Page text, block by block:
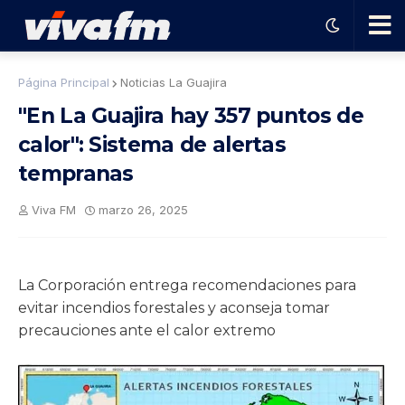
Ha
el
gra
Página Principal Noticias La Guajira
"En La Guajira hay 357 puntos de
calor": Sistema de alertas
tempranas
Viva FM marzo 26, 2025
La Corporación entrega recomendaciones para
evitar incendios forestales y aconseja tomar
precauciones ante el calor extremo